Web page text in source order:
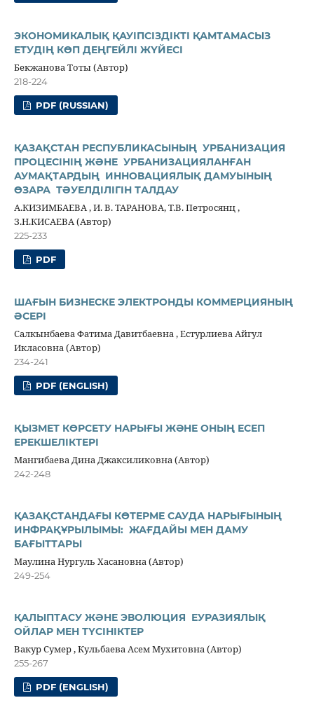
ЭКОНОМИКАЛЫҚ ҚАУІПСІЗДІКТІ ҚАМТАМАСЫЗ
ЕТУДІҢ КӨП ДЕҢГЕЙЛІ ЖҮЙЕСІ
Бекжанова Тоты (Автор)
218-224
PDF (RUSSIAN)
ҚАЗАҚСТАН РЕСПУБЛИКАСЫНЫҢ УРБАНИЗАЦИЯ
ПРОЦЕСІНІҢ ЖӘНЕ УРБАНИЗАЦИЯЛАНҒАН
АУМАҚТАРДЫҢ ИННОВАЦИЯЛЫҚ ДАМУЫНЫҢ
ӨЗАРА ТӘУЕЛДІЛІГІН ТАЛДАУ
А.КИЗИМБАЕВА , И. В. ТАРАНОВА, Т.В. Петросянц ,
З.Н.КИСАЕВА (Автор)
225-233
PDF
ШАҒЫН БИЗНЕСКЕ ЭЛЕКТРОНДЫ КОММЕРЦИЯНЫҢ
ӘСЕРІ
Салкынбаева Фатима Давитбаевна , Естурлиева Айгул
Икласовна (Автор)
234-241
PDF (ENGLISH)
ҚЫЗМЕТ КӨРСЕТУ НАРЫҒЫ ЖƏНЕ ОНЫҢ ЕСЕП
ЕРЕКШЕЛІКТЕРІ
Мангибаева Дина Джаксиликовна (Автор)
242-248
ҚАЗАҚСТАНДАҒЫ КӨТЕРМЕ САУДА НАРЫҒЫНЫҢ
ИНФРАҚҰРЫЛЫМЫ: ЖАҒДАЙЫ МЕН ДАМУ
БАҒЫТТАРЫ
Маулина Нургуль Хасановна (Автор)
249-254
ҚАЛЫПТАСУ ЖӘНЕ ЭВОЛЮЦИЯ ЕУРАЗИЯЛЫҚ
ОЙЛАР МЕН ТҮСІНІКТЕР
Вакур Сумер , Кульбаева Асем Мухитовна (Автор)
255-267
PDF (ENGLISH)